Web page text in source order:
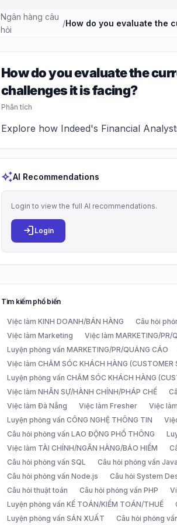
Ngân hàng câu
hỏi
/
How do you evaluate the
challenges it is facing?
Phân tích
Explore how Indeed's Financial
auto_awesomeAI Recommendations
Login to view the full AI recommendations.
login Login
Tìm kiếm phổ biến
Việc làm KINH DOANH/BÁN HÀNG Câu hỏi
Việc làm Marketing
Việc làm MARKETING/PR/
Luyện phỏng vấn MARKETING/PR/QUẢNG CÁO
Việc làm CHĂM SÓC KHÁCH HÀNG (CUSTOMER
Luyện phỏng vấn CHĂM SÓC KHÁCH HÀNG
Việc làm NHÂN SỰ/HÀNH CHÍNH/PHÁP CHẾ
Việc làm Đà Nẵng
Việc làm Fresher Việc
Luyện phỏng vấn CÔNG NGHỆ THÔNG TIN
Câu hỏi phỏng vấn LAO ĐỘNG PHỔ THÔNG
Việc làm TÀI CHÍNH/NGÂN HÀNG/BẢO HIỂM
Câu hỏi phỏng vấn SQL
Câu hỏi phỏng vấn
Câu hỏi phỏng vấn Node.js
Câu hỏi System
Câu hỏi thuật toán
Câu hỏi phỏng vấn PHP
Luyện phỏng vấn KẾ TOÁN/KIỂM TOÁN/THUẾ
Luyện phỏng vấn SẢN XUẤT
Câu hỏi phỏng